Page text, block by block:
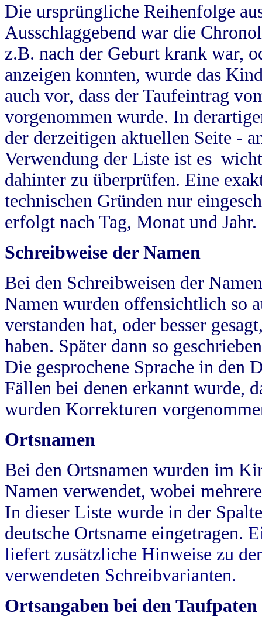
Die ursprüngliche Reihenfolge
Ausschlaggebend war die
z.B. nach der Geburt krank war,
anzeigen konnten, wurde das
auch vor, dass der Taufeintrag
vorgenommen wurde. In
der derzeitigen aktuellen Seite -
Verwendung der Liste ist es
dahinter zu überprüfen. Eine
technischen Gründen nur
erfolgt nach Tag, Monat und Jahr.
Schreibweise der Namen
Bei den Schreibweisen der
Namen wurden offensichtlich so
verstanden hat, oder besser
haben. Später dann so
Die gesprochene Sprache in
Fällen bei denen erkannt wurde,
wurden Korrekturen
Ortsnamen
Bei den Ortsnamen wurden im
Namen verwendet, wobei
In dieser Liste wurde in der
deutsche Ortsname eingetragen.
liefert zusätzliche Hinweise zu
verwendeten Schreibvarianten.
Ortsangaben bei den Taufpaten